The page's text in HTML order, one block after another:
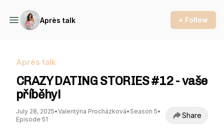
Après talk + Follow
Après talk
CRAZY DATING STORIES #12 - vaše
příběhy!
July 28, 2025•Valentýna Procházková• Season 5•
Episode 51
Share